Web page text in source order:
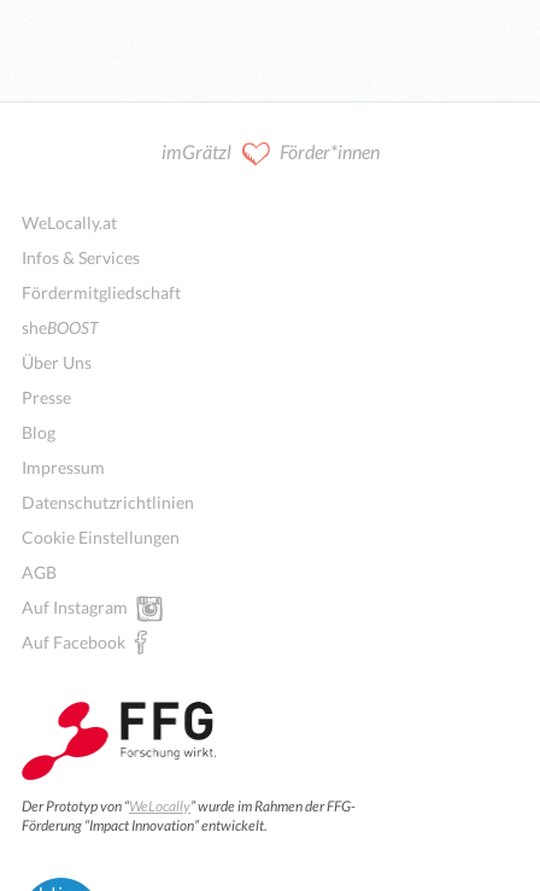
Mitglieder für Vereine, Initiativen
imGrätzl Förder*innen
WeLocally.at
Infos & Services
Fördermitgliedschaft
sheBOOST
Über Uns
Presse
Blog
Impressum
Datenschutzrichtlinien
Cookie Einstellungen
AGB
Auf Instagram
Auf Facebook
Der Prototyp von “WeLocally” wurde im Rahmen der FFG-
Förderung “Impact Innovation” entwickelt.